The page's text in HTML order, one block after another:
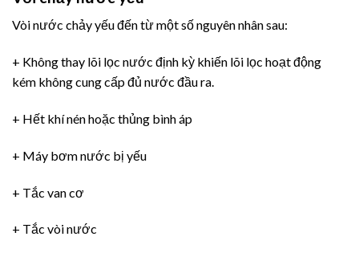
Vòi nước chảy yếu đến từ một số nguyên nhân sau:
+ Không thay lõi lọc nước định kỳ khiến lõi lọc hoạt động
kém không cung cấp đủ nước đầu ra.
+ Hết khí nén hoặc thủng bình áp
+ Máy bơm nước bị yếu
+ Tắc van cơ
+ Tắc vòi nước